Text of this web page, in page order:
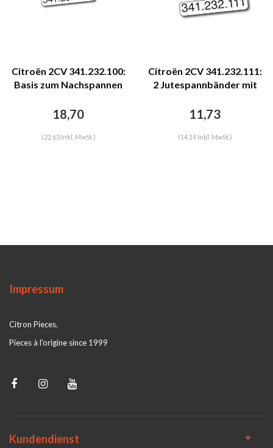
Citroën 2CV 341.232.100:
Basis zum Nachspannen
Draht darin, 1 runde Ecke
Citroën 2CV
18,70
(22,63 Inkl. MwSt.)
Citroën 2CV 341.232.111:
2 Jutespannbänder mit
2 runde Ecke Citroën 2CV
11,73
(14,19 Inkl. MwSt.)
Impressum
Citron Pieces.
Pieces à l'origine since 1999
Kundendienst